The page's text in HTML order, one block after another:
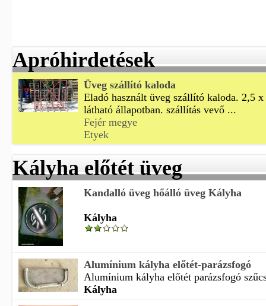
Apróhirdetések
Üveg szállító kaloda
Eladó használt üveg szállító kaloda. 2,5
látható állapotban. szállítás vevő ...
Fejér megye
Etyek
Kályha előtét üveg
Kandalló üveg hőálló üveg Kályha
Kályha
Alumínium kályha előtét-parázsfogó
Alumínium kályha előtét parázsfogó
Kályha